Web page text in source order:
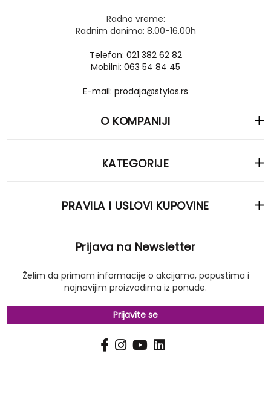
Radno vreme:
Radnim danima: 8.00-16.00h
Telefon: 021 382 62 82
Mobilni: 063 54 84 45
E-mail: prodaja@stylos.rs
O KOMPANIJI
KATEGORIJE
PRAVILA I USLOVI KUPOVINE
Prijava na Newsletter
Želim da primam informacije o akcijama, popustima i
najnovijim proizvodima iz ponude.
Prijavite se